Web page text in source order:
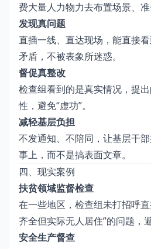
费大量人力物力去布置场景、准
发现真问题
直插一线、直达现场，能直接
矛盾，不被表象所迷惑。
督促真整改
检查组看到的是真实情况，提
性，避免“虚功”。
减轻基层负担
不发通知、不陪同，让基层干
事上，而不是搞表面文章。
四、现实案例
扶贫领域监督检查
在一些地区，检查组未打招呼
齐全但实际无人居住”的问题，
安全生产督查